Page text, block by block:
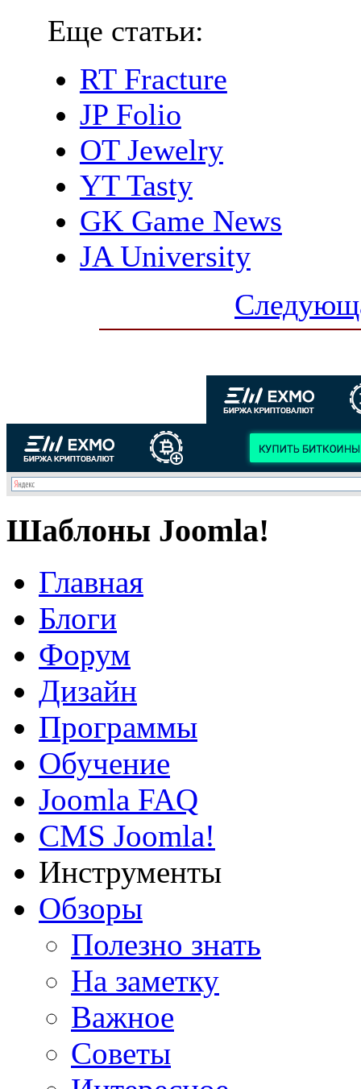
Еще статьи:
RT Fracture
JP Folio
OT Jewelry
YT Tasty
GK Game News
JA University
Шаблоны Joomla!
Главная
Блоги
Форум
Дизайн
Программы
Обучение
Joomla FAQ
CMS Joomla!
Инструменты
Обзоры
Полезно знать
На заметку
Важное
Советы